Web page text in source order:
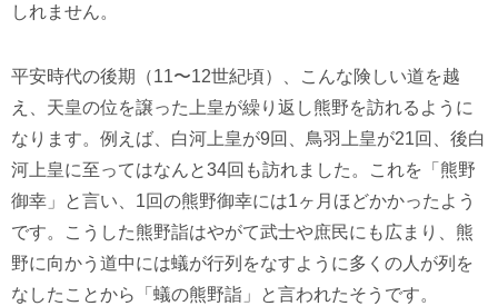
しれません。
平安時代の後期（11〜12世紀頃）、こんな険しい道を越
え、天皇の位を譲った上皇が繰り返し熊野を訪れるように
なります。例えば、白河上皇が9回、鳥羽上皇が21回、後白
河上皇に至ってはなんと34回も訪れました。これを「熊野
御幸」と言い、1回の熊野御幸には1ヶ月ほどかかったよう
です。こうした熊野詣はやがて武士や庶民にも広まり、熊
野に向かう道中には蟻が行列をなすように多くの人が列を
なしたことから「蟻の熊野詣」と言われたそうです。